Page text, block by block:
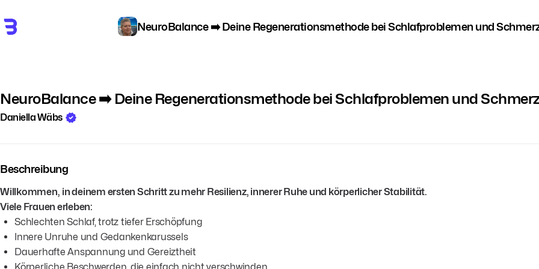
NeuroBalance ➡️ Deine Regenerationsmethode bei Schlafproblemen und
NeuroBalance ➡️ Deine Regenerationsmethode bei Schlafproblemen und
Daniella Wäbs
Beschreibung
Willkommen, in deinem ersten Schritt zu mehr Resilienz, innerer Ruhe und körperlicher Stabilität.
Viele Frauen erleben:
Schlechten Schlaf, trotz tiefer Erschöpfung
Innere Unruhe und Gedankenkarussels
Dauerhafte Anspannung und Gereiztheit